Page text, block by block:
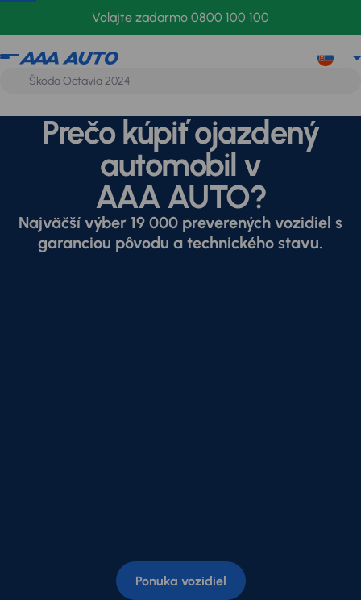
Volajte zadarmo 0800 100 100
Prečo kúpiť ojazdený
automobil v
AAA AUTO?
Najväčší výber 19 000 preverených vozidiel s
garanciou pôvodu a technického stavu.
Ponuka vozidiel